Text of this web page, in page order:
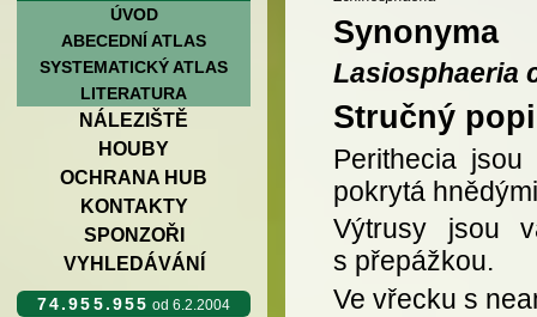
ÚVOD
ABECEDNÍ ATLAS
SYSTEMATICKÝ ATLAS
LITERATURA
NÁLEZIŠTĚ
HOUBY
OCHRANA HUB
KONTAKTY
SPONZOŘI
VYHLEDÁVÁNÍ
74.955.955 od 6.2.2004
Synonyma
Lasiosphaeria
Stručný
Perithecia
pokrytá
Výtrusy jsou
s přepážkou.
Ve vřecku s